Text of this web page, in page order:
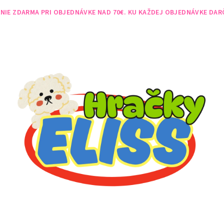
ZDARMA PRI OBJEDNÁVKE NAD 70€. KU KAŽDEJ OBJEDNÁVKE